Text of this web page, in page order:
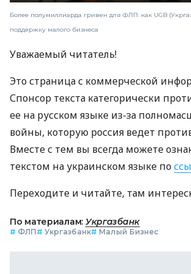
Более полумиллиарда гривен для ФЛП: как UGB
поддержку малого бизнеса
Уважаемый читатель!
Это страница с коммерческой
Спонсор текста категорически
ее на русском языке из-за
войны, которую россия ведет
Вместе с тем вы всегда можете
текстом на украинском языке по
Переходите и читайте, там
По материалам: Укргазбанк
# ФЛП# Укргазбанк# Малый Бизнес